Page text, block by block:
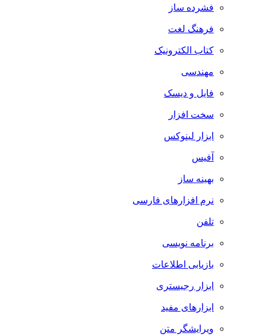
فشرده ساز
فرهنگ لغت
کتاب الکترونیک
مهندسی
فایل و دیسک
سخت افزار
ابزار لینوکس
آفیس
بهینه ساز
نرم افزارهای فارسی
تلفن
برنامه نویسی
بازیابی اطلاعات
ابزار رجیستری
ابزارهای مفید
ویرایشگر متن